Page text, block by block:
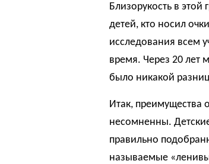
Близорукость в этой
детей, кто носил
исследования всем
время. Через 20 лет
было никакой
Итак, преимущества
несомненны.
правильно
называемые